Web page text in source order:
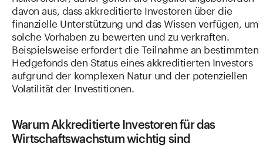
davon aus, dass akkreditierte Investoren über die
finanzielle Unterstützung und das Wissen verfügen, um
solche Vorhaben zu bewerten und zu verkraften.
Beispielsweise erfordert die Teilnahme an bestimmten
Hedgefonds den Status eines akkreditierten Investors
aufgrund der komplexen Natur und der potenziellen
Volatilität der Investitionen.
Warum Akkreditierte Investoren für das
Wirtschaftswachstum wichtig sind